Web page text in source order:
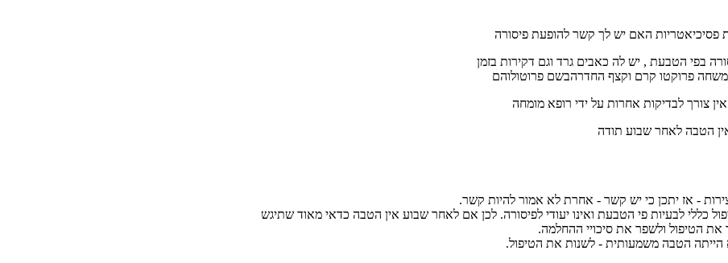
בפי הטבעת , יש לה כאבים גרד וגם דקירות בזמן
משחה פרוקטו קרם וקצף החדרהבשם פרוטולוהם
צורך לבדיקות אחרות על ידי רופא מומחה
הטבה לאחר שבוע תודה
- אז יתכן כי יש קשר - אחרת לא אמור להיות קשר.
כללי לבעיות פי הטבעת ואינו יעודי לפיסורה. לכן אם לאחר שבוע אין הטבה כדאי מאוד שתיגש
את הטיפול ולשפר את סיכויי ההחלמה.
הייתה הטבה משמעותית - לשנות את הטיפול.